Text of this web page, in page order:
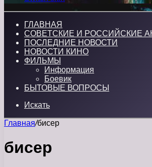
ГЛАВНАЯ
СОВЕТСКИЕ И РОССИЙСКИЕ
ПОСЛЕДНИЕ НОВОСТИ
НОВОСТИ КИНО
ФИЛЬМЫ
Информация
Боевик
БЫТОВЫЕ ВОПРОСЫ
Искать
Главная/бисер
бисер